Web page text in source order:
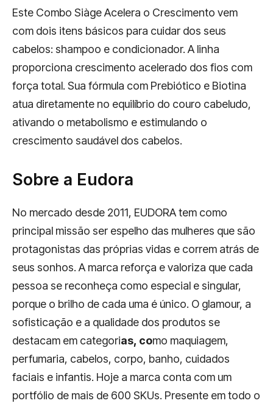
Este Combo Siàge Acelera o Crescimento vem
com dois itens básicos para cuidar dos seus
cabelos: shampoo e condicionador. A linha
proporciona crescimento acelerado dos fios com
força total. Sua fórmula com Prebiótico e Biotina
atua diretamente no equilíbrio do couro cabeludo,
ativando o metabolismo e estimulando o
crescimento saudável dos cabelos.
Sobre a Eudora
No mercado desde 2011, EUDORA tem como
principal missão ser espelho das mulheres que são
protagonistas das próprias vidas e correm atrás de
seus sonhos. A marca reforça e valoriza que cada
pessoa se reconheça como especial e singular,
porque o brilho de cada uma é único. O glamour, a
sofisticação e a qualidade dos produtos se
destacam em categorias, como maquiagem,
perfumaria, cabelos, corpo, banho, cuidados
faciais e infantis. Hoje a marca conta com um
portfólio de mais de 600 SKUs. Presente em todo o